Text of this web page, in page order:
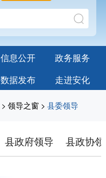
信息公开
政务服务
数据发布 走进安化
> 领导之窗 > 县委领导
县政府领导 县政协